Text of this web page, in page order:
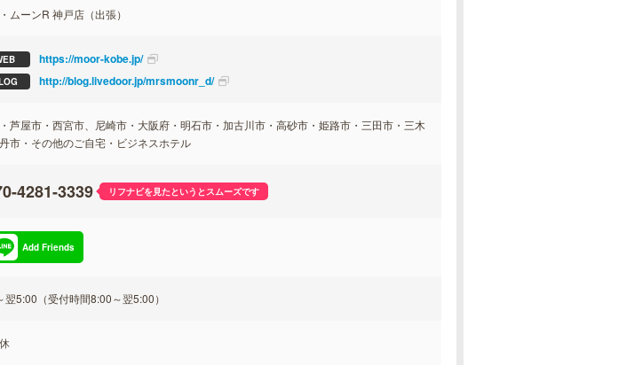
ムーンR 神戸店（出張）
https://moor-kobe.jp/
http://blog.livedoor.jp/mrsmoonr_d/
芦屋市・西宮市、尼崎市・大阪府・明石市・加古川市・高砂市・姫路市・三田市・三木
市・その他のご自宅・ビジネスホテル
4281-3339 リフナビを見たというとスムーズです
Add Friends
翌5:00（受付時間8:00～翌5:00）